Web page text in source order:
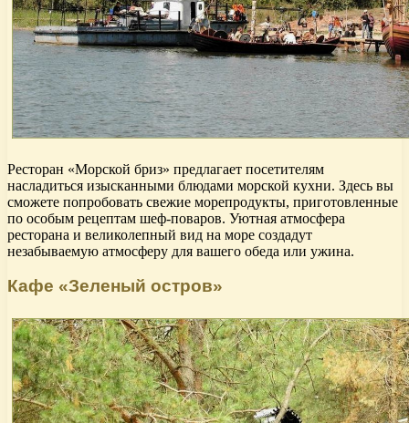
Ресторан «Морской бриз» предлагает посетителям
насладиться изысканными блюдами морской кухни. Здесь вы
сможете попробовать свежие морепродукты, приготовленные
по особым рецептам шеф-поваров. Уютная атмосфера
ресторана и великолепный вид на море создадут
незабываемую атмосферу для вашего обеда или ужина.
Кафе «Зеленый остров»